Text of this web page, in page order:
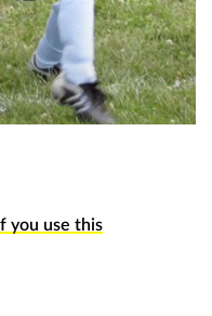
you use this